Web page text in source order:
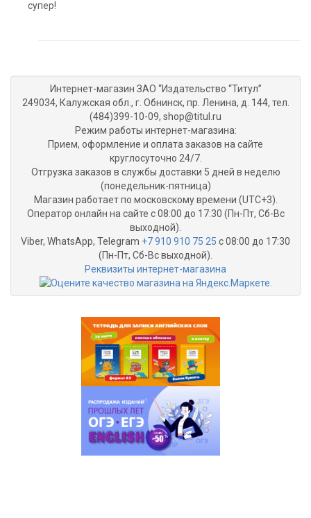
супер!
Интернет-магазин ЗАО “Издательство “Титул”
249034, Калужская обл., г. Обнинск, пр. Ленина, д. 144, тел.
(484)399-10-09, shop@titul.ru
Режим работы интернет-магазина:
Прием, оформление и оплата заказов на сайте
круглосуточно 24/7.
Отгрузка заказов в службы доставки 5 дней в неделю
(понедельник-пятница)
Магазин работает по московскому времени (UTC+3).
Оператор онлайн на сайте с 08:00 до 17:30 (Пн-Пт, Сб-Вс
выходной).
Viber, WhatsApp, Telegram +7 910 910 75 25 с 08:00 до 17:30
(Пн-Пт, Сб-Вс выходной).
Реквизиты интернет-магазина